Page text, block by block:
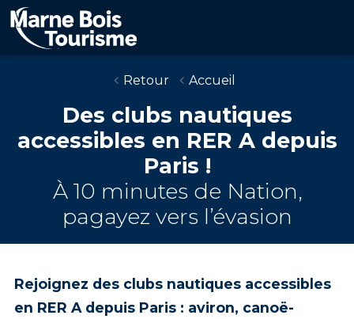
Aller
au
contenu
principal
Retour
Accueil
Des clubs nautiques
accessibles en RER A depuis
Paris !
À 10 minutes de Nation,
pagayez vers l’évasion
Rejoignez des clubs nautiques accessibles
en RER A depuis Paris: aviron, canoë-